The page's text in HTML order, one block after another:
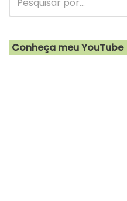
Conheça meu YouTube